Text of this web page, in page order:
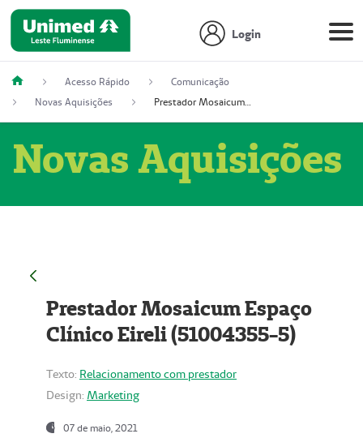
Login
Acesso Rápido
Comunicação
Novas Aquisições
Prestador Mosaicum Espaço Clínico Eireli (51004355-5)
Novas Aquisições
Prestador Mosaicum Espaço
Clínico Eireli (51004355-5)
Texto: Relacionamento com prestador
Design: Marketing
07 de maio, 2021